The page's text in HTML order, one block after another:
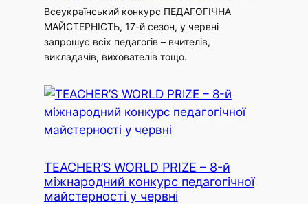
Всеукраїнський конкурс ПЕДАГОГІЧНА
МАЙСТЕРНІСТЬ, 17-й сезон, у червні
запрошує всіх педагогів – вчителів,
викладачів, вихователів тощо.
TEACHER’S WORLD PRIZE – 8-й
міжнародний конкурс педагогічної
майстерності у червні